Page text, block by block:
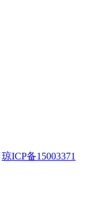
琼ICP备15003371